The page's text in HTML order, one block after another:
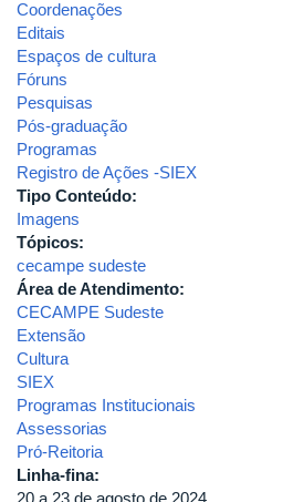
Coordenações
Editais
Espaços de cultura
Fóruns
Pesquisas
Pós-graduação
Programas
Registro de Ações -SIEX
Tipo Conteúdo:
Imagens
Tópicos:
cecampe sudeste
Área de Atendimento:
CECAMPE Sudeste
Extensão
Cultura
SIEX
Programas Institucionais
Assessorias
Pró-Reitoria
Linha-fina:
20 a 23 de agosto de 2024